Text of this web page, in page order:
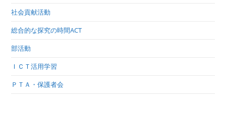
社会貢献活動
総合的な探究の時間ACT
部活動
ＩＣＴ活用学習
ＰＴＡ・保護者会